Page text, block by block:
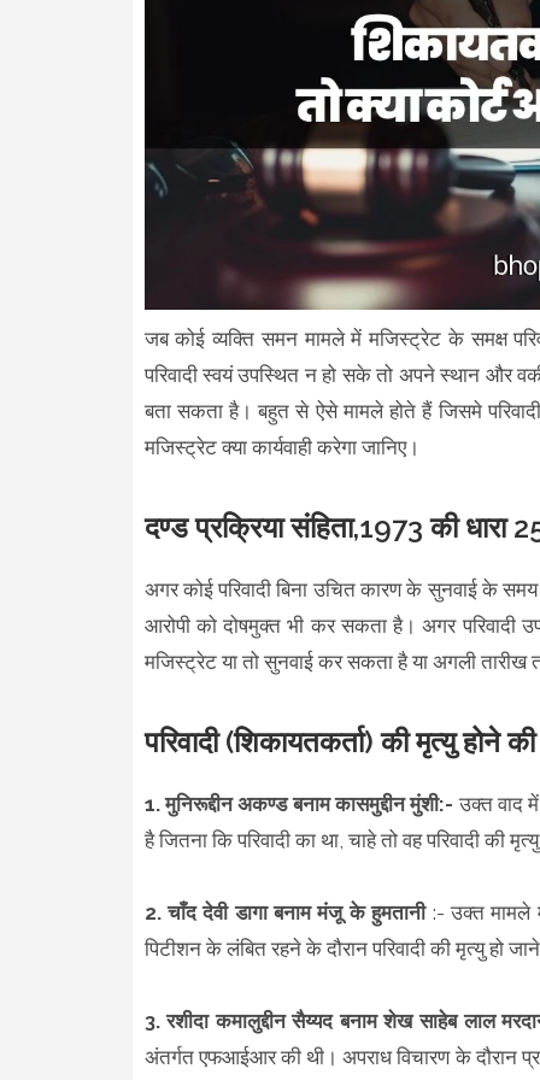
जब कोई व्यक्ति समन मामले में मजिस्ट्रेट के समक्ष
परिवादी स्वयं उपस्थित न हो सके तो अपने स्थान और
बता सकता है। बहुत से ऐसे मामले होते हैं जिसमे
मजिस्ट्रेट क्या कार्यवाही करेगा जानिए।
दण्ड प्रक्रिया संहिता,1973 की धारा
अगर कोई परिवादी बिना उचित कारण के सुनवाई के
आरोपी को दोषमुक्त भी कर सकता है। अगर परिवादी
मजिस्ट्रेट या तो सुनवाई कर सकता है या अगली
परिवादी (शिकायतकर्ता) की मृत्यु होने
1. मुनिरूद्दीन अकण्ड बनाम कासमुद्दीन मुंशी:- उक्त वाद में
है जितना कि परिवादी का था, चाहे तो वह परिवादी
2. चाँद देवी डागा बनाम मंजू के हुमतानी:- उक्त मामले में
पिटीशन के लंबित रहने के दौरान परिवादी की मृत्यु हो
3. रशीदा कमालुद्दीन सैय्यद बनाम शेख साहेब लाल
अंतर्गत एफआईआर की थी। अपराध विचारण के दौरान